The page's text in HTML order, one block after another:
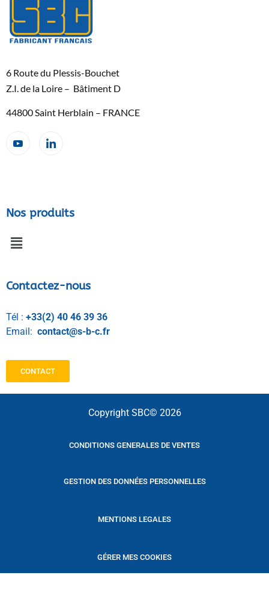
6 Route du Plessis-Bouchet
Z.I. de la Loire – Bâtiment D
44800 Saint Herblain – FRANCE
Nos produits
Contactez-nous
Tél : +33(2) 40 46 39 36
Email: contact@s-b-c.fr
CONTACT
Copyright SBC© 2026
CONDITIONS GENERALES DE VENTES
GESTION DES DONNÉES PERSONNELLES
MENTIONS LEGALES
GÉRER MES COOKIES